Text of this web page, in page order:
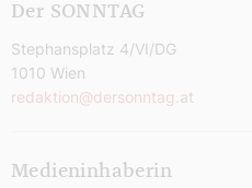
Der SONNTAG
Stephansplatz 4/VI/DG
1010 Wien
redaktion@dersonntag.at
Medieninhaberin